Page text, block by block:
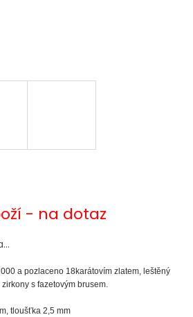
- na dotaz
a pozlaceno 18karátovím zlatem, leštěný
s fazetovým brusem.
tloušťka 2,5 mm